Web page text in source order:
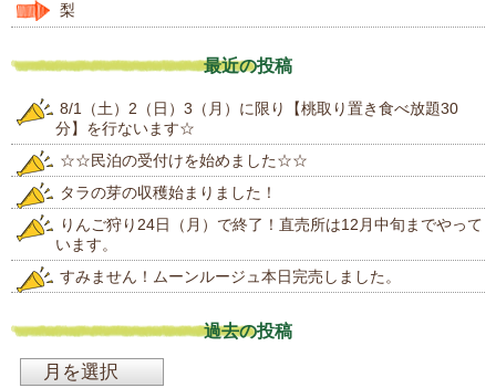
梨
最近の投稿
8/1（土）2（日）3（月）に限り【桃取り置き食べ放題30
分】を行ないます☆
☆☆民泊の受付けを始めました☆☆
タラの芽の収穫始まりました！
りんご狩り24日（月）で終了！直売所は12月中旬までやって
います。
すみません！ムーンルージュ本日完売しました。
過去の投稿